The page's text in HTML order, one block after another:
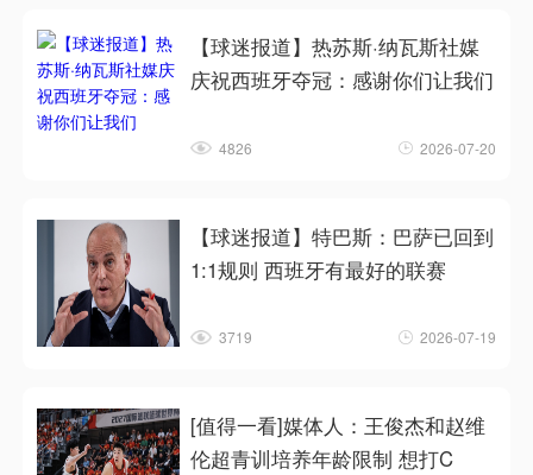
【球迷报道】热苏斯·纳瓦斯社媒
庆祝西班牙夺冠：感谢你们让我们
4826 2026-07-20
【球迷报道】特巴斯：巴萨已回到
1:1规则 西班牙有最好的联赛
3719 2026-07-19
[值得一看]媒体人：王俊杰和赵维
伦超青训培养年龄限制 想打C